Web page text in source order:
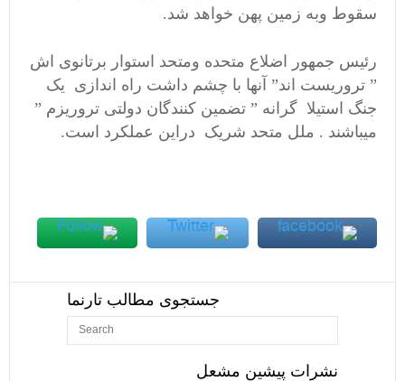
سقوط وبه زمین پهن خواهد شد.
رئیس جمهور اضلاع متحده ومتحد استوار برتانوی اش
” تروریست اند” آنها با چشم داشت راه اندازی یک
جنگ استیلا گرانه ” تضمین کنندگان دولتی تروریزم ”
میباشند . ملل متحد شریک دراین عملکرد است.
جستجوی مطالب تارنما
نشرات پیشین مشعل